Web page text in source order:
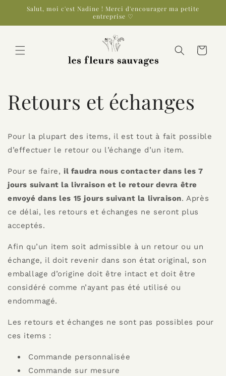
passer
Salut, moi c'est Nadine ! Merci d'encourager ma petite
entreprise ♡
Panier
Retours et échanges
Pour la plupart des items, il est tout à fait possible
d’effectuer le retour ou l’échange d’un item.
Pour se faire, il faudra nous contacter dans les 7
jours suivant la livraison et le retour devra être
envoyé dans les 15 jours suivant la livraison. Après
ce délai, les retours et échanges ne seront plus
acceptés.
Afin qu’un item soit admissible à un retour ou un
échange, il doit revenir dans son état original, son
emballage d’origine doit être intact et doit être
considéré comme n’ayant pas été utilisé ou
endommagé.
Les retours et échanges ne sont pas possibles pour
ces items :
Commande personnalisée
Commande sur mesure